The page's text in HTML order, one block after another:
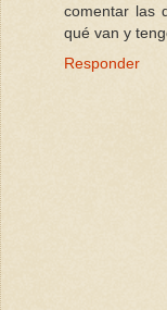
comentar las
qué van y
Responder